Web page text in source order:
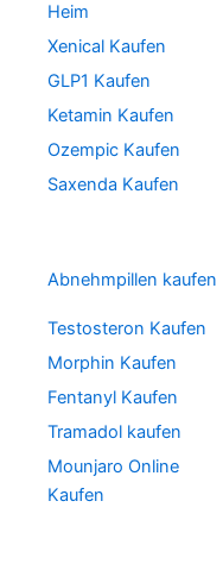
Heim
Xenical Kaufen
GLP1 Kaufen
Ketamin Kaufen
Ozempic Kaufen
Saxenda Kaufen
Abnehmpillen kaufen
Testosteron Kaufen
Morphin Kaufen
Fentanyl Kaufen
Tramadol kaufen
Mounjaro Online
Kaufen